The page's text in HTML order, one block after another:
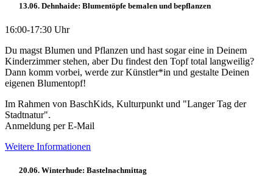
13.06. Dehnhaide: Blumentöpfe bemalen und bepflanzen
16:00-17:30 Uhr
Du magst Blumen und Pflanzen und hast sogar eine in Deinem
Kinderzimmer stehen, aber Du findest den Topf total langweilig?
Dann komm vorbei, werde zur Künstler*in und gestalte Deinen
eigenen Blumentopf!
Im Rahmen von BaschKids, Kulturpunkt und "Langer Tag der
Stadtnatur".
Anmeldung per E-Mail
Weitere Informationen
20.06. Winterhude: Bastelnachmittag